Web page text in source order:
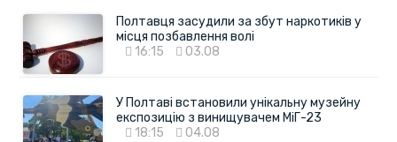
Полтавця засудили за збут наркотиків у
місця позбавлення волі
16:15
03.08
У Полтаві встановили унікальну музейну
експозицію з винищувачем МіГ-23
18:15
04.08